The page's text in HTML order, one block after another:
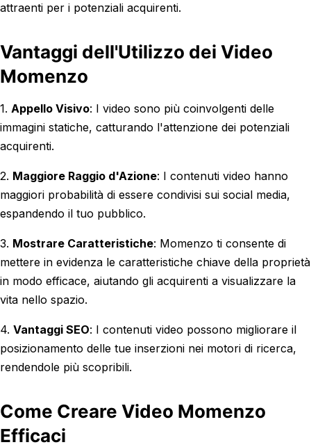
attraenti per i potenziali acquirenti.
Vantaggi dell'Utilizzo dei Video
Momenzo
1. Appello Visivo: I video sono più coinvolgenti delle
immagini statiche, catturando l'attenzione dei potenziali
acquirenti.
2. Maggiore Raggio d'Azione: I contenuti video hanno
maggiori probabilità di essere condivisi sui social media,
espandendo il tuo pubblico.
3. Mostrare Caratteristiche: Momenzo ti consente di
mettere in evidenza le caratteristiche chiave della proprietà
in modo efficace, aiutando gli acquirenti a visualizzare la
vita nello spazio.
4. Vantaggi SEO: I contenuti video possono migliorare il
posizionamento delle tue inserzioni nei motori di ricerca,
rendendole più scopribili.
Come Creare Video Momenzo
Efficaci